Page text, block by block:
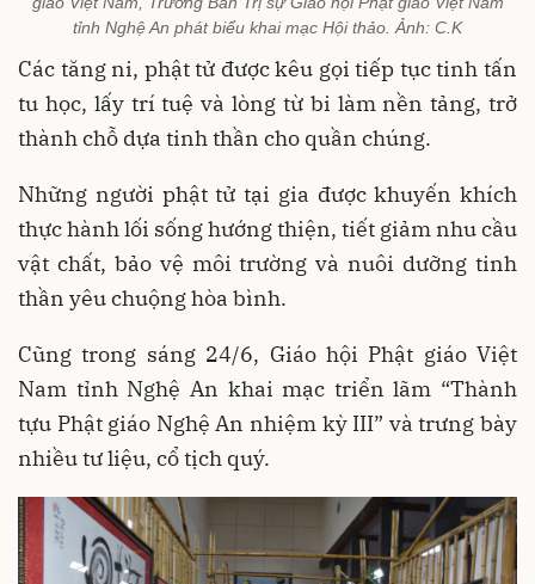
tỉnh Nghệ An phát biểu khai mạc Hội thảo. Ảnh: C.K
Các tăng ni, phật tử được kêu gọi tiếp tục tinh tấn
tu học, lấy trí tuệ và lòng từ bi làm nền tảng, trở
thành chỗ dựa tinh thần cho quần chúng.
Những người phật tử tại gia được khuyến khích
thực hành lối sống hướng thiện, tiết giảm nhu cầu
vật chất, bảo vệ môi trường và nuôi dưỡng tinh
thần yêu chuộng hòa bình.
Cũng trong sáng 24/6, Giáo hội Phật giáo Việt
Nam tỉnh Nghệ An khai mạc triển lãm “Thành
tựu Phật giáo Nghệ An nhiệm kỳ III” và trưng bày
nhiều tư liệu, cổ tịch quý.